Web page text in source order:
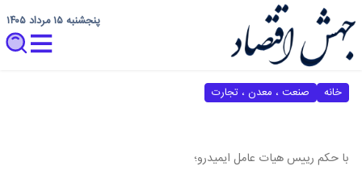
پنجشنبه ۱۵ مرداد ۱۴۰۵
خانه صنعت ، معدن ، تجارت
با حکم رییس هیات عامل ایمیدرو؛